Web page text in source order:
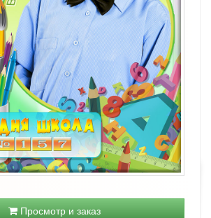
Просмотр и заказ